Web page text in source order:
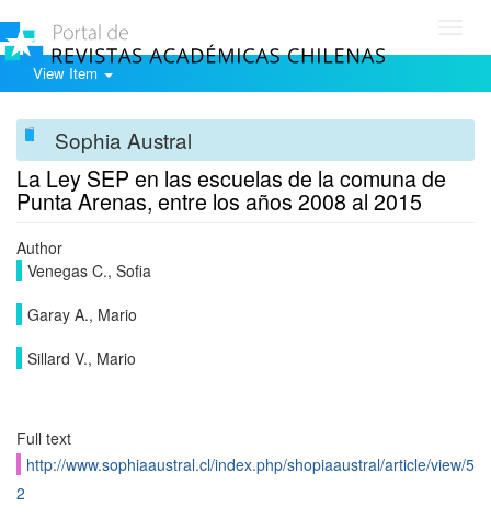
View Item
Sophia Austral
La Ley SEP en las escuelas de la comuna de
Punta Arenas, entre los años 2008 al 2015
Author
Venegas C., Sofia
Garay A., Mario
Sillard V., Mario
Full text
http://www.sophiaaustral.cl/index.php/shopiaaustral/article/view/5
2